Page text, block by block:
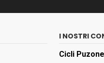
I NOSTRI
Cicli